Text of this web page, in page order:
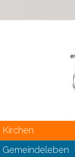
Kirchen
Gemeindeleben